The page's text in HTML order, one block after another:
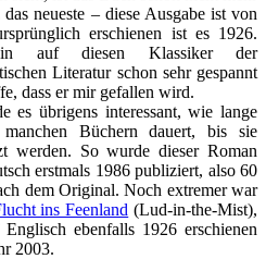
das neueste – diese Ausgabe ist von
erschienen ist es 1926.
auf diesen Klassiker der
Literatur schon sehr gespannt
dass er mir gefallen wird.
es übrigens interessant, wie lange
Büchern dauert, bis sie
werden. So wurde dieser Roman
erstmals 1986 publiziert, also 60
dem Original. Noch extremer war
ins Feenland (Lud-in-the-Mist),
ebenfalls 1926 erschienen
2003.